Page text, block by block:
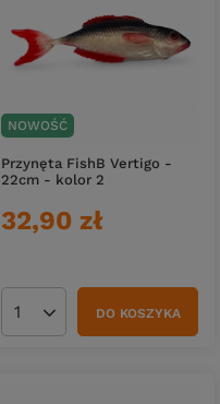
NOWOŚĆ
Przynęta FishB Vertigo -
22cm - kolor 2
32,90 zł
Ilość produktówDO KOSZYKA